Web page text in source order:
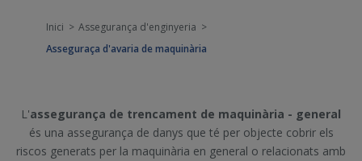
Inici
Assegurança d'enginyeria
Asseguraça d'avaria de maquinària
L'assegurança de trencament de maquinària - general
és una assegurança de danys que té per objecte cobrir els
riscos generats per la maquinària en general o relacionats amb